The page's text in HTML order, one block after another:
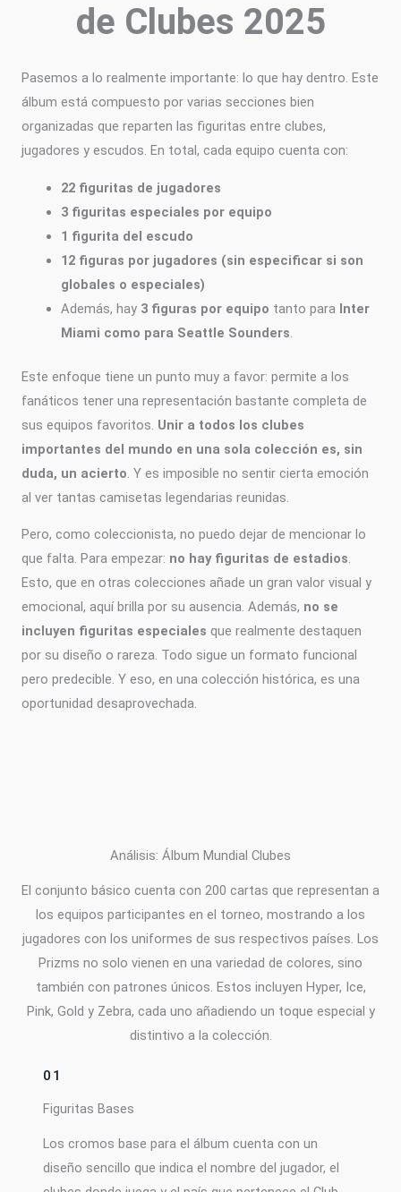
de Clubes 2025
Pasemos a lo realmente importante: lo que hay dentro. Este
álbum está compuesto por varias secciones bien
organizadas que reparten las figuritas entre clubes,
jugadores y escudos. En total, cada equipo cuenta con:
22 figuritas de jugadores
3 figuritas especiales por equipo
1 figurita del escudo
12 figuras por jugadores (sin especificar si son
globales o especiales)
Además, hay 3 figuras por equipo tanto para Inter
Miami como para Seattle Sounders.
Este enfoque tiene un punto muy a favor: permite a los
fanáticos tener una representación bastante completa de
sus equipos favoritos. Unir a todos los clubes
importantes del mundo en una sola colección es, sin
duda, un acierto. Y es imposible no sentir cierta emoción
al ver tantas camisetas legendarias reunidas.
Pero, como coleccionista, no puedo dejar de mencionar lo
que falta. Para empezar: no hay figuritas de estadios.
Esto, que en otras colecciones añade un gran valor visual y
emocional, aquí brilla por su ausencia. Además, no se
incluyen figuritas especiales que realmente destaquen
por su diseño o rareza. Todo sigue un formato funcional
pero predecible. Y eso, en una colección histórica, es una
oportunidad desaprovechada.
Análisis: Álbum Mundial Clubes
El conjunto básico cuenta con 200 cartas que representan a
los equipos participantes en el torneo, mostrando a los
jugadores con los uniformes de sus respectivos países. Los
Prizms no solo vienen en una variedad de colores, sino
también con patrones únicos. Estos incluyen Hyper, Ice,
Pink, Gold y Zebra, cada uno añadiendo un toque especial y
distintivo a la colección.
01
Figuritas Bases
Los cromos base para el álbum cuenta con un
diseño sencillo que indica el nombre del jugador, el